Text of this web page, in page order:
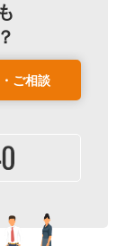
ご相談